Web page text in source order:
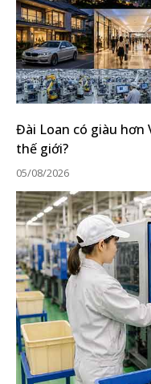
Đài Loan có giàu hơn
thế giới?
05/08/2026